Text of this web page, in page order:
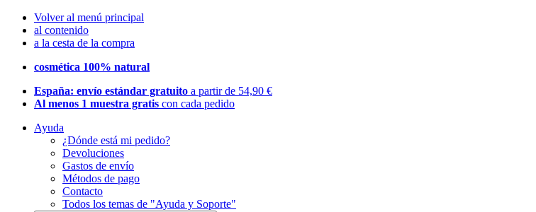
Volver al menú principal
al contenido
a la cesta de la compra
cosmética 100% natural
España: envío estándar gratuito a partir de 54,90 €
Al menos 1 muestra gratis con cada pedido
Ayuda
¿Dónde está mi pedido?
Devoluciones
Gastos de envío
Métodos de pago
Contacto
Todos los temas de "Ayuda y Soporte"